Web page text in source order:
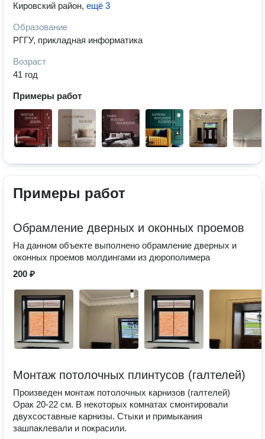
Кировский район, ещё 3
Образование
РГГУ, прикладная информатика
Возраст
41 год
Примеры работ
Примеры работ
Обрамление дверных и оконных проемов
На данном объекте выполнено обрамление дверных и
оконных проемов молдингами из дюрополимера
200 ₽
Монтаж потолочных плинтусов (галтелей)
Произведен монтаж потолочных карнизов (галтелей)
Орак 20-22 см. В некоторых комнатах смонтировали
двухсоставные карнизы. Стыки и примыкания
зашпаклевали и покрасили.